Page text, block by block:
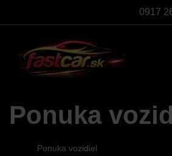
0917
Ponuka
Ponuka vozidiel